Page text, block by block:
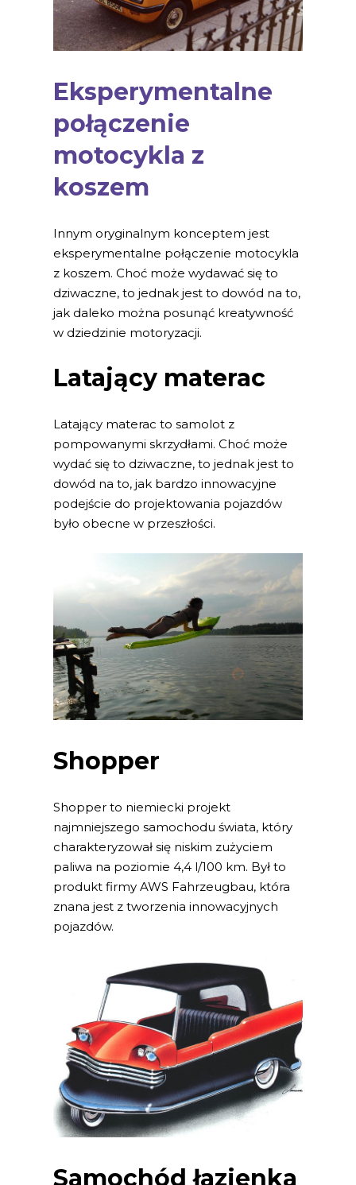
Eksperymentalne
połączenie
motocykla z
koszem
Innym oryginalnym konceptem jest
eksperymentalne połączenie motocykla
z koszem. Choć może wydawać się to
dziwaczne, to jednak jest to dowód na to,
jak daleko można posunąć kreatywność
w dziedzinie motoryzacji.
Latający materac
Latający materac to samolot z
pompowanymi skrzydłami. Choć może
wydać się to dziwaczne, to jednak jest to
dowód na to, jak bardzo innowacyjne
podejście do projektowania pojazdów
było obecne w przeszłości.
Shopper
Shopper to niemiecki projekt
najmniejszego samochodu świata, który
charakteryzował się niskim zużyciem
paliwa na poziomie 4,4 l/100 km. Był to
produkt firmy AWS Fahrzeugbau, która
znana jest z tworzenia innowacyjnych
pojazdów.
Samochód łazienka